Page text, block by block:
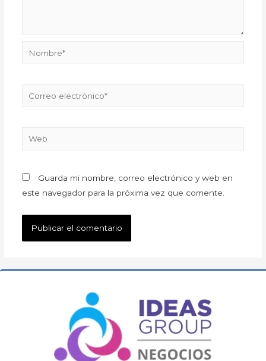
Guarda mi nombre, correo electrónico y web en
este navegador para la próxima vez que comente.